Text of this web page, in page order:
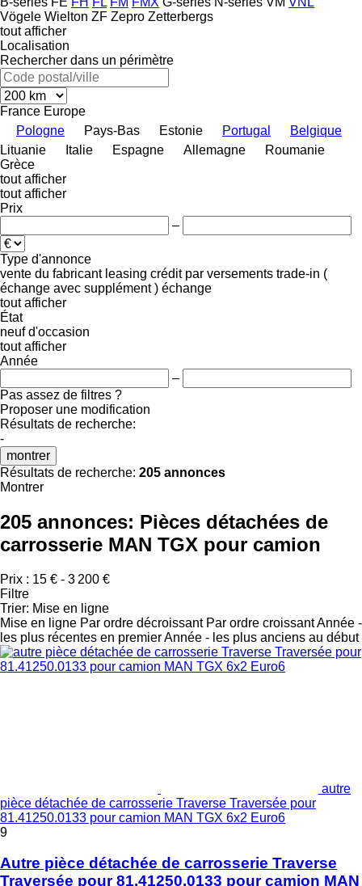
Vögele Wielton ZF Zepro Zetterbergs
tout afficher
Localisation
Rechercher dans un périmètre
France Europe
Pologne
Pays-Bas Estonie Portugal
Belgique
Lituanie
Italie Espagne Allemagne
Roumanie
Grèce
tout afficher
tout afficher
Prix
–
Type d'annonce
vente du fabricant leasing crédit par versements trade-in (
échange avec supplément ) échange
tout afficher
État
neuf d'occasion
tout afficher
Année
–
Pas assez de filtres ?
Proposer une modification
Résultats de recherche:
-
montrer
Résultats de recherche: 205 annonces
Montrer
205 annonces: Pièces détachées de
carrosserie MAN TGX pour camion
Prix : 15 € - 3 200 €
Filtre
Trier: Mise en ligne
Mise en ligne Par ordre décroissant Par ordre croissantAnnée -
les plus récentes en premierAnnée - les plus anciens au début
autre
pièce détachée de carrosserie Traverse Traversée pour
81.41250.0133 pour camion MAN TGX 6x2 Euro6
9
Autre pièce détachée de carrosserie Traverse
Traversée pour 81.41250.0133 pour camion MAN